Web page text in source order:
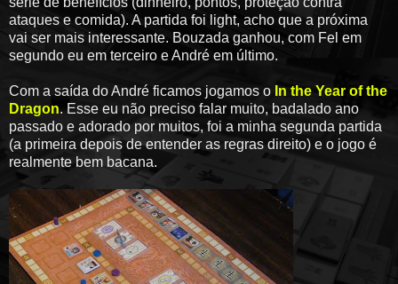
ataques e comida). A partida foi light, acho que a próxima
vai ser mais interessante. Bouzada ganhou, com Fel em
segundo eu em terceiro e André em último.
Com a saída do André ficamos jogamos o In the Year of the
Dragon. Esse eu não preciso falar muito, badalado ano
passado e adorado por muitos, foi a minha segunda partida
(a primeira depois de entender as regras direito) e o jogo é
realmente bem bacana.